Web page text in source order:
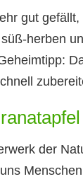
gut
herben
der